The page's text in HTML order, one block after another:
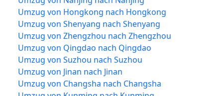
Umzug von Hongkong nach Hongkong
Umzug von Shenyang nach Shenyang
Umzug von Zhengzhou nach Zhengzhou
Umzug von Qingdao nach Qingdao
Umzug von Suzhou nach Suzhou
Umzug von Jinan nach Jinan
Umzug von Changsha nach Changsha